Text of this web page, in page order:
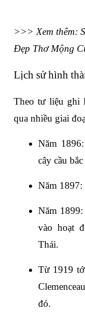
>>> Xem thêm:
Đẹp Thơ Mộng
Lịch sử hình
Theo tư liệu ghi
qua nhiều giai
Năm
cây cầu
Năm 1897:
Năm
vào hoạt
Thái.
Từ 1919
đó.